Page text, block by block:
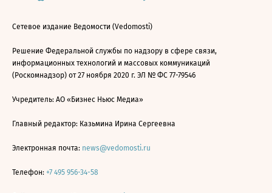
Сетевое издание Ведомости (Vedomosti)
Решение Федеральной службы по надзору в сфере связи,
информационных технологий и массовых коммуникаций
(Роскомнадзор) от 27 ноября 2020 г. ЭЛ № ФС 77-79546
Учредитель: АО «Бизнес Ньюс Медиа»
Главный редактор: Казьмина Ирина Сергеевна
Электронная почта: news@vedomosti.ru
Телефон: +7 495 956-34-58